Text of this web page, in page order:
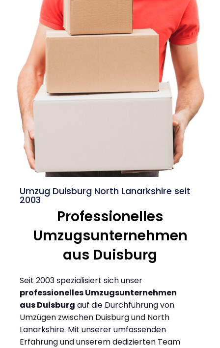
Umzug Duisburg North Lanarkshire seit
2003
Professionelles
Umzugsunternehmen
aus Duisburg
Seit 2003 spezialisiert sich unser
professionelles Umzugsunternehmen
aus Duisburg auf die Durchführung von
Umzügen zwischen Duisburg und North
Lanarkshire. Mit unserer umfassenden
Erfahrung und unserem dedizierten Team